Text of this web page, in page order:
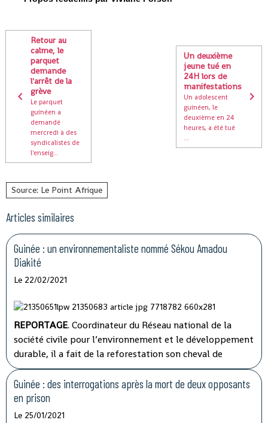
Retour au
calme, le
parquet
demande
l'arrêt de la
grève
Le parquet
guinéen a
demandé
mercredi à des
syndicalistes de
l'enseig...
Un deuxième
jeune tué en
24H lors de
manifestations
Un adolescent
guinéen, le
deuxième en 24
heures, a été tué
Source: Le Point Afrique
Articles similaires
Guinée : un environnementaliste nommé Sékou Amadou
Diakité
Le 22/02/2021
REPORTAGE. Coordinateur du Réseau national de la
société civile pour l’environnement et le développement
durable, il a fait de la reforestation son cheval de
bataille.
Guinée : des interrogations après la mort de deux opposants
en prison
Le 25/01/2021